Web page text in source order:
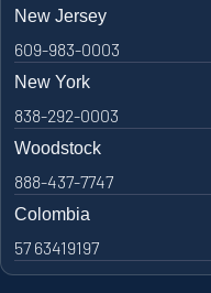
New Jersey
609-983-0003
New York
838-292-0003
Woodstock
888-437-7747
Colombia
57 63419197